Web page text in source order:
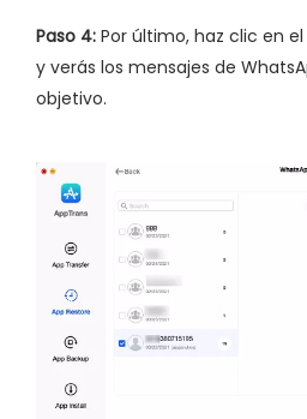
Paso 4: Por último, haz clic en
y verás los mensajes de
objetivo.